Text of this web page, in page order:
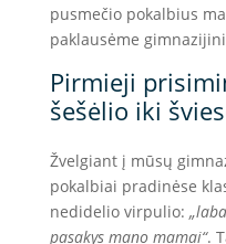
pusmečio pokalbius
paklausėme
Pirmieji
šešėlio iki
Žvelgiant į mūsų
pokalbiai pradinėse
nedidelio virpulio:
pasakys mano mamai“.